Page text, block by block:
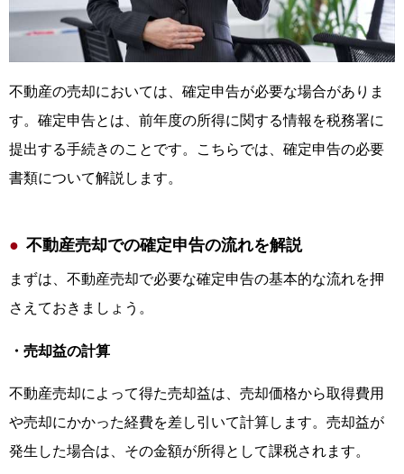
不動産の売却においては、確定申告が必要な場合がありま
す。確定申告とは、前年度の所得に関する情報を税務署に
提出する手続きのことです。こちらでは、確定申告の必要
書類について解説します。
不動産売却での確定申告の流れを解説
まずは、不動産売却で必要な確定申告の基本的な流れを押
さえておきましょう。
・売却益の計算
不動産売却によって得た売却益は、売却価格から取得費用
や売却にかかった経費を差し引いて計算します。売却益が
発生した場合は、その金額が所得として課税されます。